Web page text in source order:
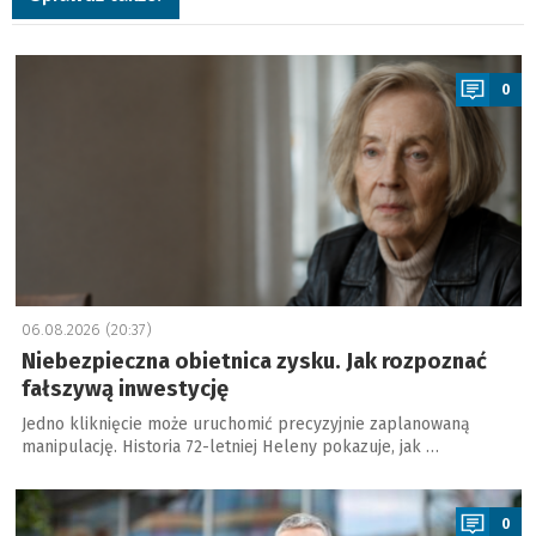
a
0
06.08.2026 (20:37)
Niebezpieczna obietnica zysku. Jak rozpoznać
fałszywą inwestycję
Jedno kliknięcie może uruchomić precyzyjnie zaplanowaną
manipulację. Historia 72-letniej Heleny pokazuje, jak …
a
0